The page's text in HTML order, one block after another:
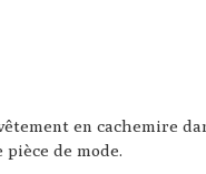
en cachemire
de mode.